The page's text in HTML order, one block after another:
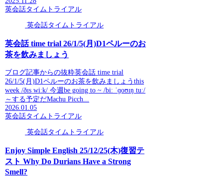
英会話タイムトライアル
英会話タイムトライアル
英会話 time trial 26/1/5(月)D1ペルーのお
茶を飲みましょう
ブログ記事からの抜粋英会話 time trial
26/1/5(月)D1ペルーのお茶を飲みましょうthis
week /ðɪs wiːk/ 今週be going to ~ /biː ˈɡoʊɪŋ tuː/
～する予定だMachu Picch...
2026.01.05
英会話タイムトライアル
英会話タイムトライアル
Enjoy Simple English 25/12/25(木)復習テ
スト Why Do Durians Have a Strong
Smell?